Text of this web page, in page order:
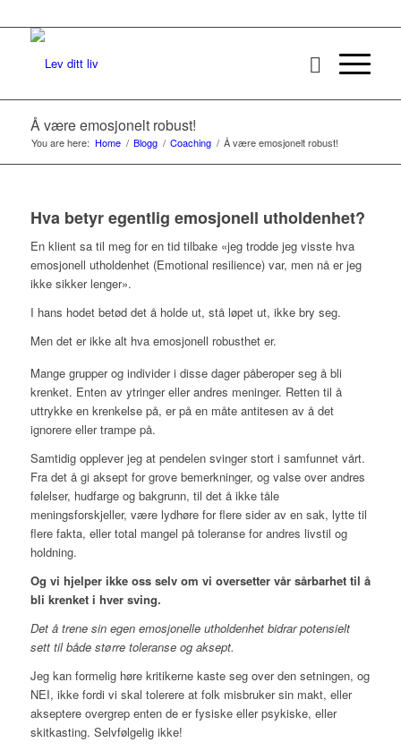
Å være emosjonelt robust!
You are here: Home / Blogg / Coaching / Å være emosjonelt robust!
Hva betyr egentlig emosjonell utholdenhet?
En klient sa til meg for en tid tilbake «jeg trodde jeg visste hva
emosjonell utholdenhet (Emotional resilience) var, men nå er jeg
ikke sikker lenger».
I hans hodet betød det å holde ut, stå løpet ut, ikke bry seg.
Men det er ikke alt hva emosjonell robusthet er.
Mange grupper og individer i disse dager påberoper seg å bli
krenket. Enten av ytringer eller andres meninger. Retten til å
uttrykke en krenkelse på, er på en måte antitesen av å det
ignorere eller trampe på.
Samtidig opplever jeg at pendelen svinger stort i samfunnet vårt.
Fra det å gi aksept for grove bemerkninger, og valse over andres
følelser, hudfarge og bakgrunn, til det å ikke tåle
meningsforskjeller, være lydhøre for flere sider av en sak, lytte til
flere fakta, eller total mangel på toleranse for andres livstil og
holdning.
Og vi hjelper ikke oss selv om vi oversetter vår sårbarhet til å
bli krenket i hver sving.
Det å trene sin egen emosjonelle utholdenhet bidrar potensielt
sett til både større toleranse og aksept.
Jeg kan formelig høre kritikerne kaste seg over den setningen, og
NEI, ikke fordi vi skal tolerere at folk misbruker sin makt, eller
akseptere overgrep enten de er fysiske eller psykiske, eller
skitkasting. Selvfølgelig ikke!